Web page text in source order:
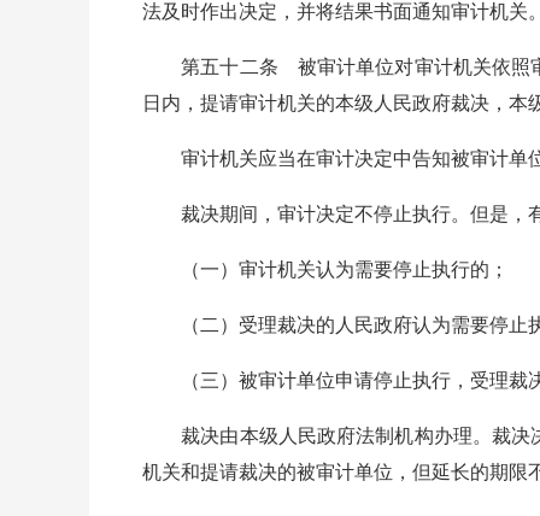
法及时作出决定，并将结果书面通知审计机关
第五十二条 被审计单位对审计机关依照审
日内，提请审计机关的本级人民政府裁决，本
审计机关应当在审计决定中告知被审计单
裁决期间，审计决定不停止执行。但是，
（一）审计机关认为需要停止执行的；
（二）受理裁决的人民政府认为需要停止
（三）被审计单位申请停止执行，受理裁
裁决由本级人民政府法制机构办理。裁决
机关和提请裁决的被审计单位，但延长的期限